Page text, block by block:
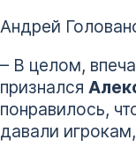
Андрей
– В целом,
признался
понравилось,
давали